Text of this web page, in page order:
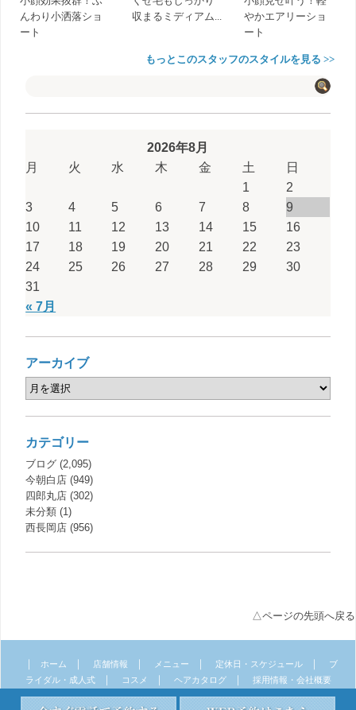
んわり小洒落ショ
ート
収まるミディアム...
やかエアリーショ
ート
もっとこのスタッフのスタイルを見る >>
2026年8月
月
火 水 木 金 土 日
« 7月
1
2
3
4 5 6 7 8
9
10
11 12 13 14 15
16
17
18 19 20 21 22
23
24
25 26 27 28 29
30
31
アーカイブ
カテゴリー
ブログ (2,095)
今朝白店 (949)
四郎丸店 (302)
未分類 (1)
西長岡店 (956)
△ページの先頭へ戻る
｜ ホーム ｜ 店舗情報 ｜ メニュー ｜ 定休日・スケジュール ｜
ブ
ライダル・成人式
｜ コスメ ｜ ヘアカタログ ｜ 採用情報・会社概要
｜ サイトマップ ｜